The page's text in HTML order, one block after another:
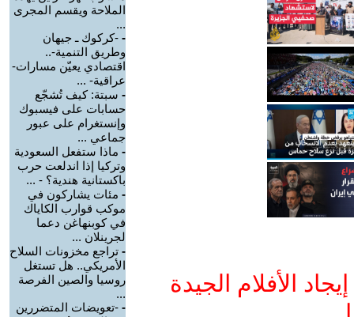
الأفلام الجيدة
الملاحة ويقسم المجرى
...
- -كركوك ـ جيهان
وطريق التنمية-..
اقتصادي يعيّن مسارات-
عراقية- ...
- سبتة: كيف تُشجّع
حسابات على فيسبوك
وإنستغرام على عبور
جماعي ...
- ماذا ستفعل السعودية
وتركيا إذا اندلعت حرب
باكستانية هندية؟ - ...
- مئات يشاركون في
موكب قوارب الكاياك
في كوبنهاغن دعما
لجرينلان ...
- تراجع مخزونات السلاح
الأمريكي.. هل تستغل
روسيا والصين الفرصة
...
- -تعويضات المتضررين